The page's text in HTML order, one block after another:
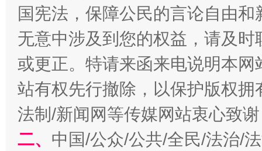
国宪法，保障公民的言论自由
无意中涉及到您的权益，请及
或更正。特请来函来电说明本
站有权先行撤除，以保护版权
法制/新闻网等传媒网站衷心致
二、 中国/公众/公共/全民/法治/